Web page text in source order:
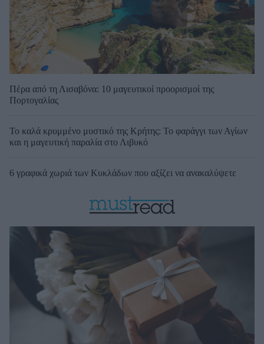
Πέρα από τη Λισαβόνα: 10 μαγευτικοί προορισμοί της
Πορτογαλίας
Το καλά κρυμμένο μυστικό της Κρήτης: Το φαράγγι των Αγίων
και η μαγευτική παραλία στο Λιβυκό
6 γραφικά χωριά των Κυκλάδων που αξίζει να ανακαλύψετε